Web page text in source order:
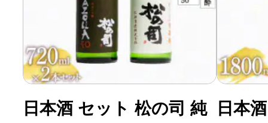
ふるさと納税の基礎知識
10秒ぴったり診断
自治体直営サイト特集
日本酒 セット 松の司 純
日本